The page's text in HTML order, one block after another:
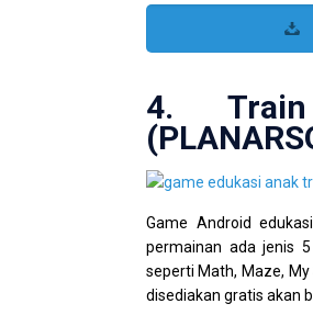
4.
Game Android
permainan ada jenis
seperti Math, Maze,
disediakan gratis akan